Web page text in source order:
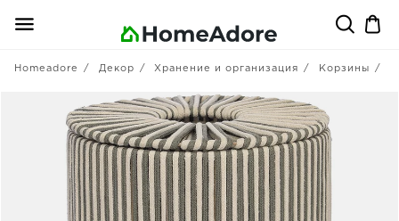
Homeadore Декор Хранение и организация Корзины